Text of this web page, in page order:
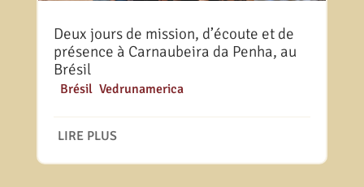
Deux jours de mission, d’écoute et de
présence à Carnaubeira da Penha, au
Brésil
Brésil, Vedrunamerica
LIRE PLUS